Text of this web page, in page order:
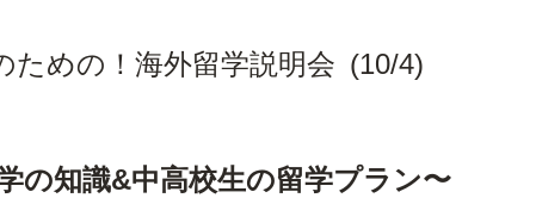
ための！海外留学説明会 (10/4)
の知識&中高校生の留学プラン〜